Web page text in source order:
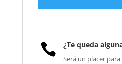
 ¿Te queda
Será un placer